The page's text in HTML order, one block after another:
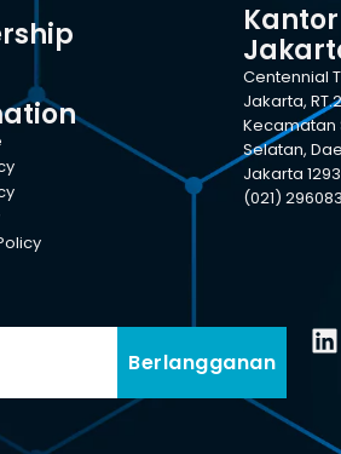
Centennial
Jakarta,
Kecamatan
Selatan,
Jakarta
(021)
Berlangganan